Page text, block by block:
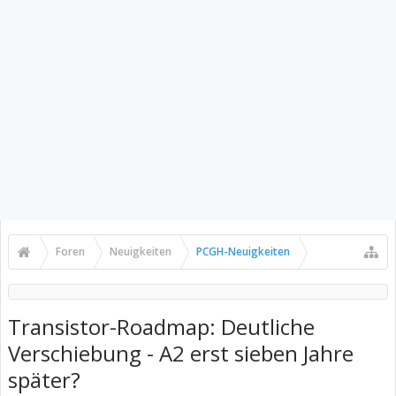
Foren Neuigkeiten PCGH-Neuigkeiten
Transistor-Roadmap: Deutliche
Verschiebung - A2 erst sieben Jahre
später?